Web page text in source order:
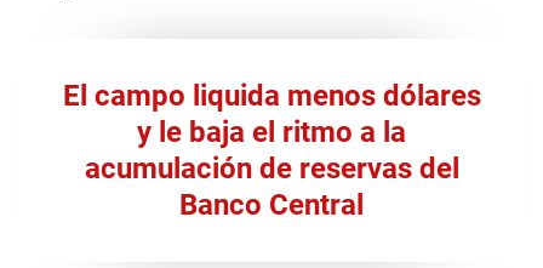
El campo liquida menos dólares
y le baja el ritmo a la
acumulación de reservas del
Banco Central